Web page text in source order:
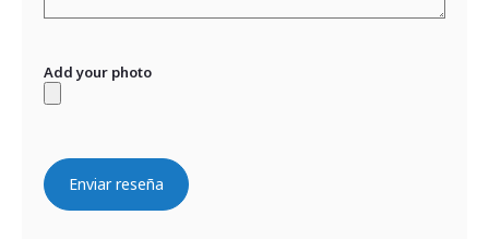
Add your photo
Enviar reseña